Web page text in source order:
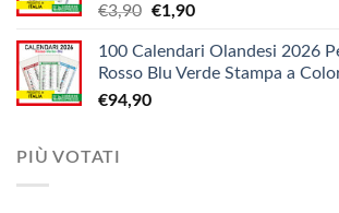
€9,90
€3,90 Il
originale
era:
€3,90.
€1,90Il
attuale
è:
100 Calendari Olandesi 2026
Rosso Blu Verde Stampa a
€94,90
PIÙ VOTATI